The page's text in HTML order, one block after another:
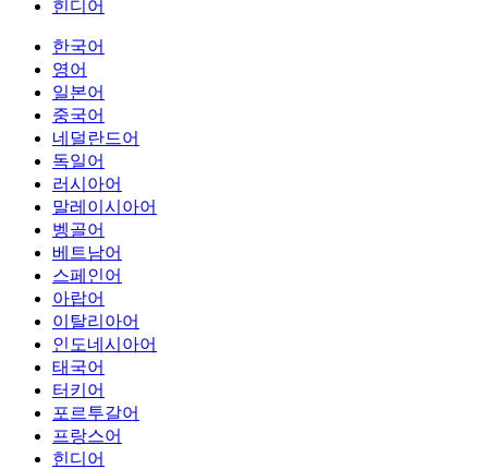
힌디어
한국어
영어
일본어
중국어
네덜란드어
독일어
러시아어
말레이시아어
벵골어
베트남어
스페인어
아랍어
이탈리아어
인도네시아어
태국어
터키어
포르투갈어
프랑스어
힌디어